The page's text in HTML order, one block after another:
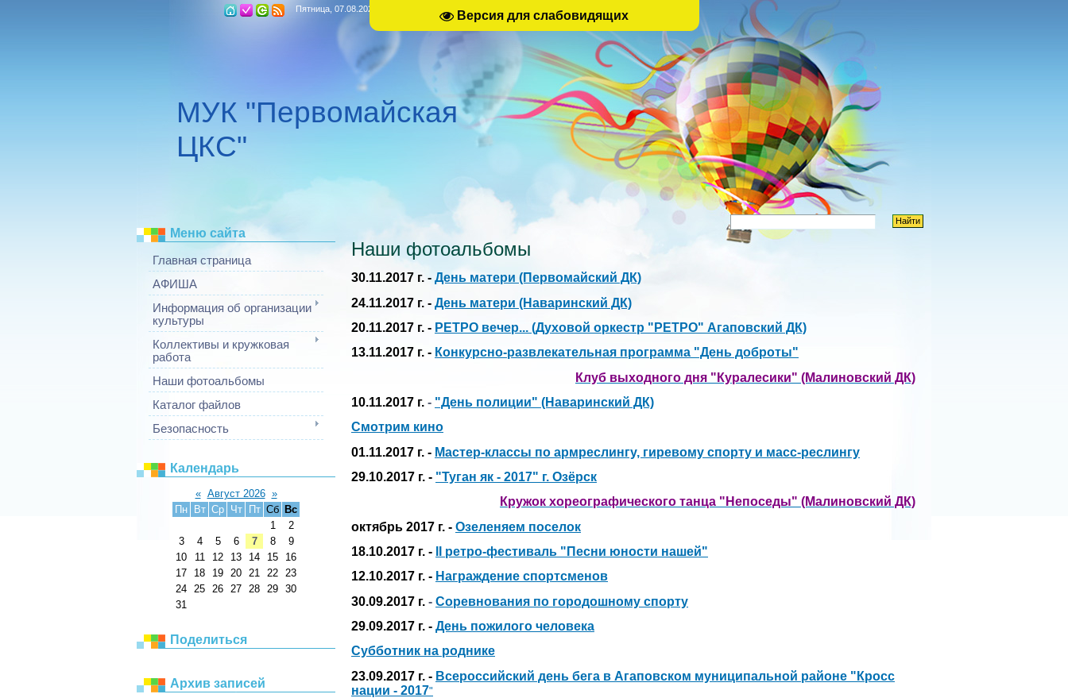
Версия для слабовидящих
Пятница, 07.08.2026, 11:28
МУК "Первомайская
ЦКС"
Меню сайта
Главная страница
АФИША
Информация об организации
культуры
Коллективы и кружковая
работа
Наши фотоальбомы
Каталог файлов
Безопасность
Календарь
« Август 2026 »
Пн
Вт Ср Чт Пт Сб Вс
1
2
3
4 5 6 7 8
9
10
11 12 13 14 15
16
17
18 19 20 21 22 23
24 25 26 27 28 29 30
31
Поделиться
Архив записей
Наши фотоальбомы
30.11.2017 г. - День матери (Первомайский ДК)
24.11.2017 г. - День матери (Наваринский ДК)
20.11.2017 г. - РЕТРО вечер... (Духовой оркестр "РЕТРО" Агаповский ДК)
13.11.2017 г. - Конкурсно-развлекательная программа "День доброты"
Клуб выходного дня "Куралесики" (Малиновский ДК)
10.11.2017 г. - "День полиции" (Наваринский ДК)
Смотрим кино
01.11.2017 г. - Мастер-классы по армреслингу, гиревому спорту и масс-реслингу
29.10.2017 г. - "Туган як - 2017" г. Озёрск
Кружок хореографического танца "Непоседы" (Малиновский ДК)
октябрь 2017 г. - Озеленяем поселок
18.10.2017 г. -
II ретро-фестиваль "Песни юности нашей"
12.10.2017 г. - Награждение спортсменов
30.09.2017 г. - Соревнования по городошному спорту
29.09.2017 г. - День пожилого человека
Субботник на роднике
23.09.2017 г. - Всероссийский день бега в Агаповском муниципальной районе "Кросс
нации - 2017"